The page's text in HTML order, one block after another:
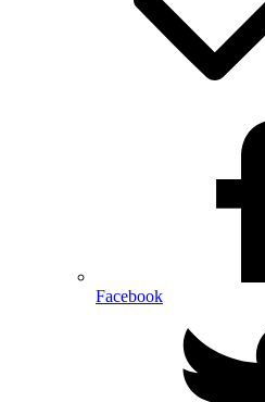
Facebook